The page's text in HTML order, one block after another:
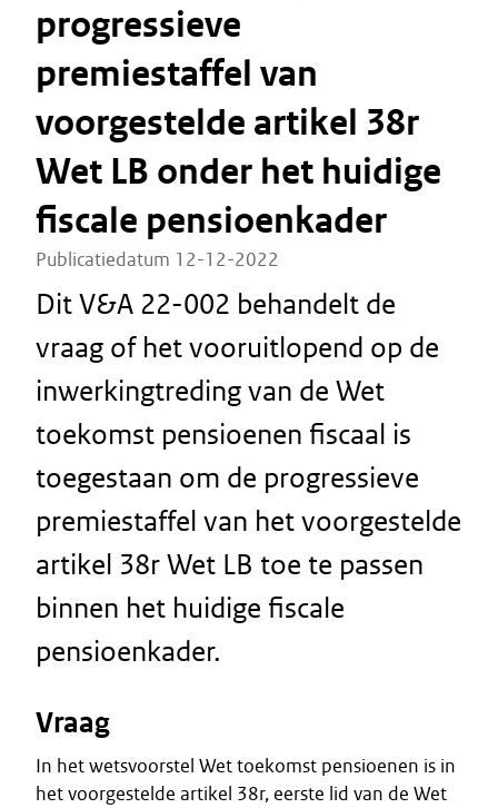
progressieve
premiestaffel van
voorgestelde artikel 38r
Wet LB onder het huidige
fiscale pensioenkader
Publicatiedatum 12-12-2022
Dit V&A 22-002 behandelt de
vraag of het vooruitlopend op de
inwerkingtreding van de Wet
toekomst pensioenen fiscaal is
toegestaan om de progressieve
premiestaffel van het voorgestelde
artikel 38r Wet LB toe te passen
binnen het huidige fiscale
pensioenkader.
Vraag
In het wetsvoorstel Wet toekomst pensioenen is in
het voorgestelde artikel 38r, eerste lid van de Wet